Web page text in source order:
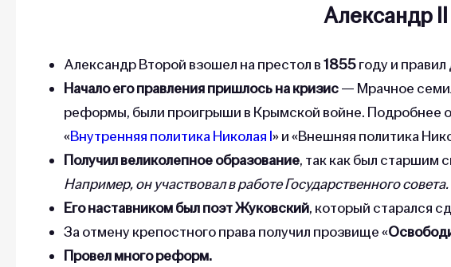
Александр II
Александр Второй взошел на престол в1855году и правил
Начало его правления пришлось на кризис— Мрачное
реформы, были проигрыши в Крымской войне. Подробнее
«Внутренняя политика Николая I» и «Внешняя политика
Получил великолепное образование, так как был старшим
Например, он участвовал в работе Государственного совета.
Его наставником был поэт Жуковский, который старался
За отмену крепостного права получил прозвище «
Провел много реформ.